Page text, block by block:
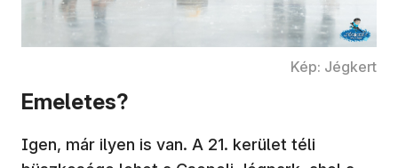
Kép: Jégkert
Emeletes?
Igen, már ilyen is van. A 21. kerület téli